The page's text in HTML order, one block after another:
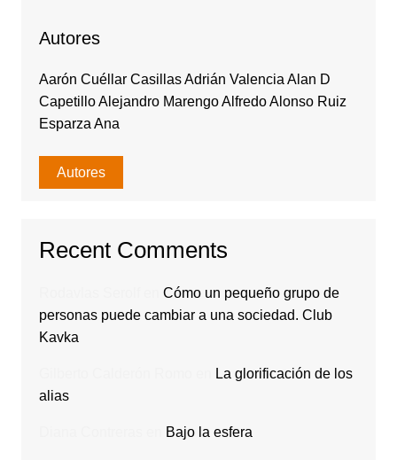
Autores
Aarón Cuéllar Casillas Adrián Valencia Alan D
Capetillo Alejandro Marengo Alfredo Alonso Ruiz
Esparza Ana
Autores
Recent Comments
Cómo un pequeño grupo de
personas puede cambiar a una sociedad. Club
Kavka
La glorificación de los
alias
Bajo la esfera